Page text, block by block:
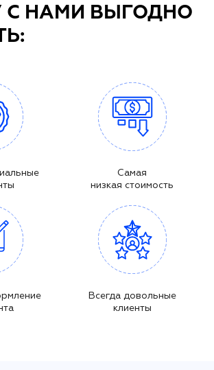
С НАМИ ВЫГОДНО
Самая
низкая стоимость
Всегда довольные
клиенты